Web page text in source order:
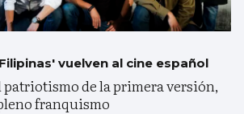
vuelven al cine español
de la primera versión,
franquismo